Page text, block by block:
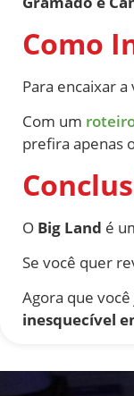
Como
Para encaixar a
Com um
prefira apenas
O Big Land é
Se você quer
Agora que você
inesquecível